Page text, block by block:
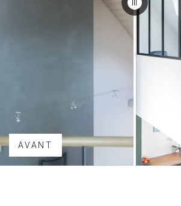
AVANT